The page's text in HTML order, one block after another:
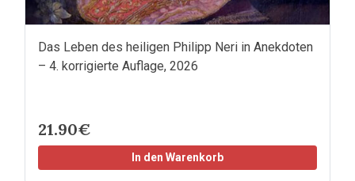
Das Leben des heiligen Philipp Neri in Anekdoten
– 4. korrigierte Auflage, 2026
21.90€
In den Warenkorb